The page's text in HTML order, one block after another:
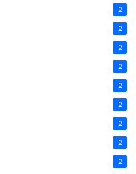
2
2
2
2
2
2
2
2
2